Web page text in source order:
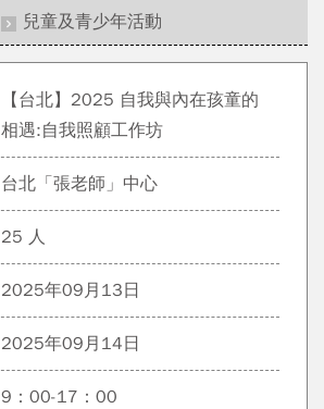
兒童及青少年活動
【台北】2025 自我與內在孩童的
相遇:自我照顧工作坊
台北「張老師」中心
25 人
2025年09月13日
2025年09月14日
9：00-17：00